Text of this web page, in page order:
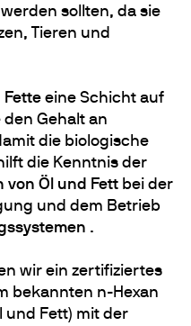
sollten, da sie
Tieren und
Fette eine Schicht auf
Gehalt an
die biologische
die Kenntnis der
von Öl und Fett bei der
und dem Betrieb
.
wir ein zertifiziertes
bekannten n-Hexan
und Fett) mit der